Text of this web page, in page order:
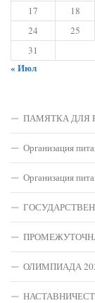
17
18
24
25
31
« Июл
ПАМЯТКА ДЛЯ
Организация
Организация
ОЛИМПИАДА